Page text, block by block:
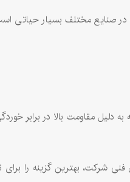
در صنایع مختلف بسیار
مقاومت بالا در برابر
شرکت، بهترین گزینه را برای